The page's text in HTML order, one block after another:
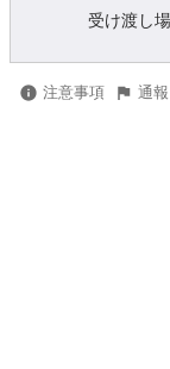
受け渡し
注意事項 通報